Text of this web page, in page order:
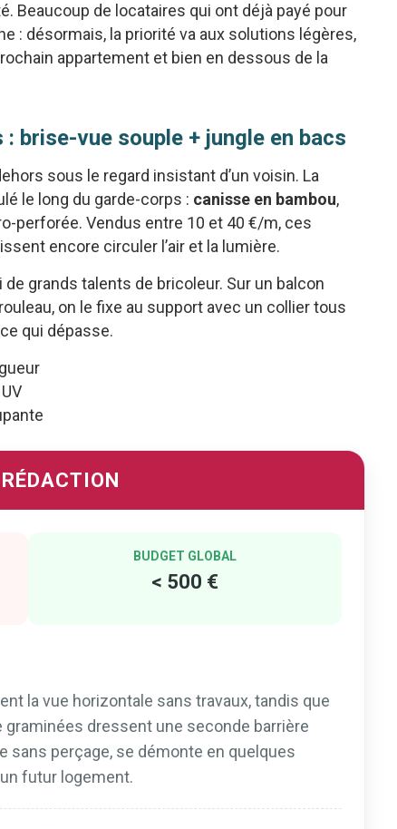
Beaucoup de locataires qui ont déjà payé pour
: désormais, la priorité va aux solutions légères,
appartement et bien en dessous de la
brise-vue souple + jungle en bacs
sous le regard insistant d’un voisin. La
le long du garde-corps : canisse en bambou,
perforée. Vendus entre 10 et 40 €/m, ces
encore circuler l’air et la lumière.
grands talents de bricoleur. Sur un balcon
on le fixe au support avec un collier tous
qui dépasse.
BUDGET GLOBAL
< 500 €
la vue horizontale sans travaux, tandis que
dressent une seconde barrière
sans perçage, se démonte en quelques
futur logement.